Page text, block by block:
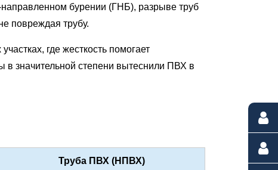
бурении (ГНБ), разрыве труб
повреждая трубу.
где жесткость помогает
в значительной степени вытеснили ПВХ в
Труба ПВХ (НПВХ)